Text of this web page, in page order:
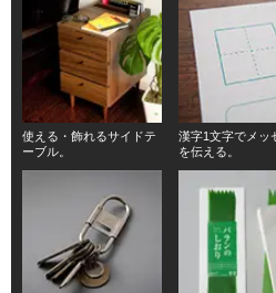
使える・飾れるサイドテ
ーブル。
漢字1文字でメッ
を伝える。